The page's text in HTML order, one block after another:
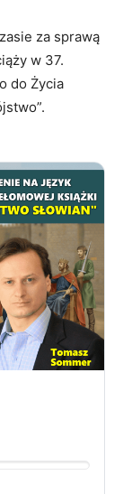
za sprawą
w 37.
do Życia